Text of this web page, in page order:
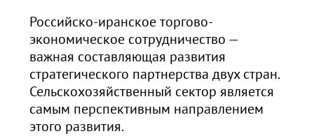
Российско-иранское торгово-
экономическое сотрудничество —
важная составляющая развития
стратегического партнерства двух стран.
Сельскохозяйственный сектор является
самым перспективным направлением
этого развития.